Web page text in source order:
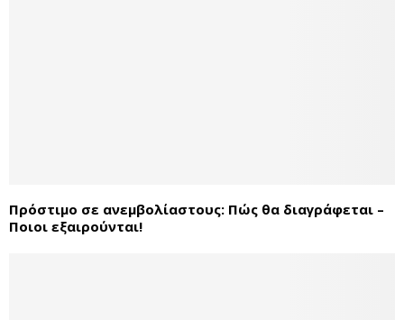
Πρόστιμο σε ανεμβολίαστους: Πώς θα διαγράφεται –
Ποιοι εξαιρούνται!